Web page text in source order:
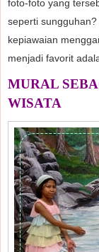
foto-foto yang
seperti
kepiawaian
menjadi favorit
MURAL
WISATA